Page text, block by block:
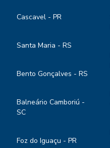
Cascavel - PR
Santa Maria - RS
Bento Gonçalves - RS
Balneário Camboriú -
SC
Foz do Iguaçu - PR